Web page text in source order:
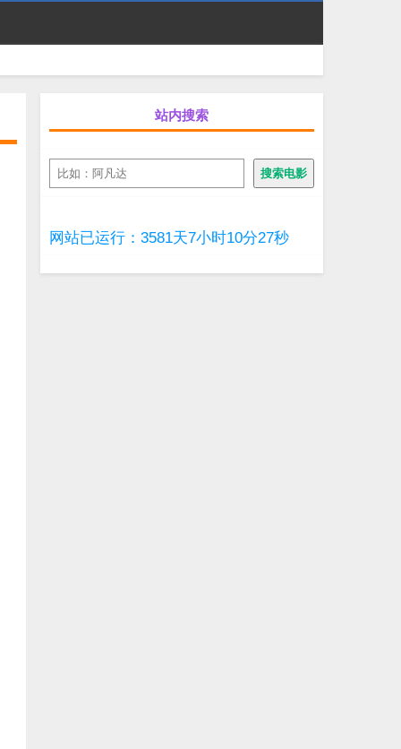
站内搜索
搜
索
搜索电影
网站已运行：3581天7小时10分27秒